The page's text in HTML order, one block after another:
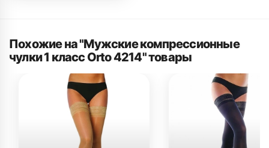
Похожие на "Мужские компрессионные
чулки 1 класс Orto 4214" товары